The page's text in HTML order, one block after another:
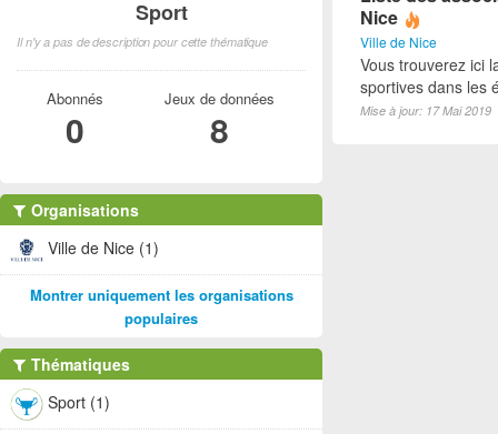
Nice
Ville de Nice
Vous trouverez ici
sportives dans les
Mise à jour: 17 Mai 2019
Sport
Il n'y a pas de description pour cette thématique
Abonnés
0
Jeux de données
8
Organisations
Ville de Nice (1)
Montrer uniquement les organisations
populaires
Thématiques
Sport (1)